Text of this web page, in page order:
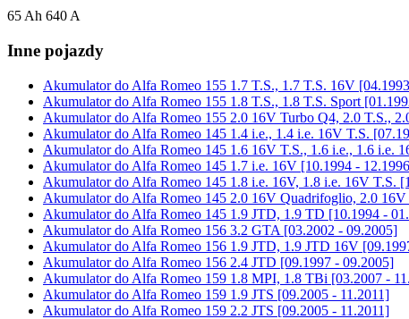
65 Ah 640 A
Inne pojazdy
Akumulator do Alfa Romeo 155 1.7 T.S., 1.7 T.S. 16V
Akumulator do Alfa Romeo 155 1.8 T.S., 1.8 T.S. Sport
Akumulator do Alfa Romeo 155 2.0 16V Turbo Q4, 2.0 T.S.,
Akumulator do Alfa Romeo 145 1.4 i.e., 1.4 i.e. 16V T.S.
Akumulator do Alfa Romeo 145 1.6 16V T.S., 1.6 i.e., 1.6 i.e.
Akumulator do Alfa Romeo 145 1.7 i.e. 16V [10.1994 -
Akumulator do Alfa Romeo 145 1.8 i.e. 16V, 1.8 i.e. 16V T.S.
Akumulator do Alfa Romeo 145 2.0 16V Quadrifoglio, 2.0
Akumulator do Alfa Romeo 145 1.9 JTD, 1.9 TD [10.1994 -
Akumulator do Alfa Romeo 156 3.2 GTA [03.2002 - 09.2005]
Akumulator do Alfa Romeo 156 1.9 JTD, 1.9 JTD 16V
Akumulator do Alfa Romeo 156 2.4 JTD [09.1997 - 09.2005]
Akumulator do Alfa Romeo 159 1.8 MPI, 1.8 TBi [03.2007 -
Akumulator do Alfa Romeo 159 1.9 JTS [09.2005 - 11.2011]
Akumulator do Alfa Romeo 159 2.2 JTS [09.2005 - 11.2011]